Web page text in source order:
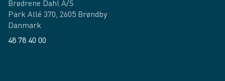
Brødrene Dahl A/S
Park Allé 370, 2605 Brøndby
Danmark
48 78 40 00